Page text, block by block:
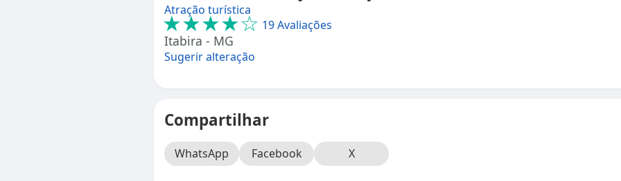
Atração turística
★★★★☆ 19 Avaliações
Itabira - MG
Sugerir alteração
Compartilhar
WhatsApp Facebook X